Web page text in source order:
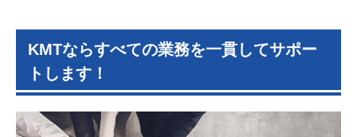
KMTならすべての業務を一貫してサポー
トします！